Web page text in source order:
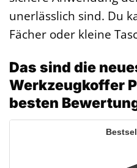
unerlässlich sind. Du
Fächer oder kleine
Das sind die
Werkzeugkoffer
besten